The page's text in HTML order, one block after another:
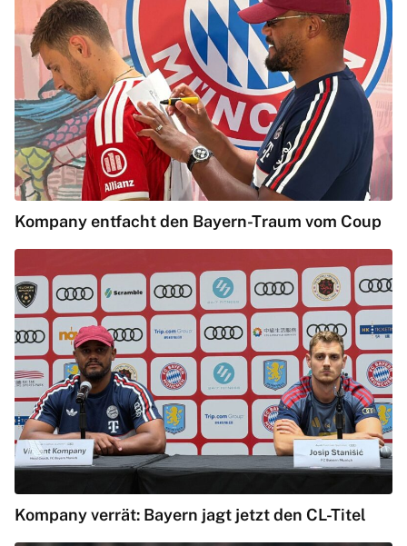
Kompany entfacht den Bayern-Traum vom Coup
Kompany verrät: Bayern jagt jetzt den CL-Titel